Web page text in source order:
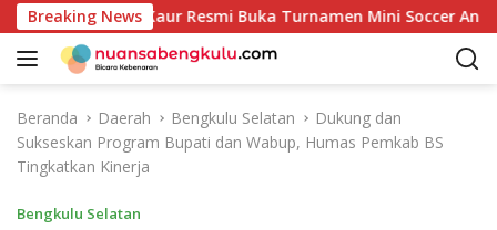
a
Breaking News
81: Bupati Kaur Resmi Buka Turnamen Mini Soccer Antar
Beranda Daerah Bengkulu Selatan
Dukung dan
Sukseskan Program Bupati dan Wabup, Humas Pemkab BS
Tingkatkan Kinerja
Bengkulu Selatan